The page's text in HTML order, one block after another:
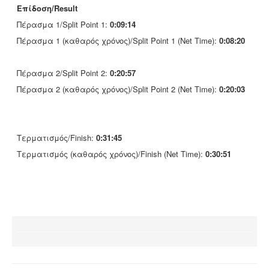
Επίδοση/Result
Πέρασμα 1/Split Point 1: 0:09:14
Πέρασμα 1 (καθαρός χρόνος)/Split Point 1 (Net Time): 0:08:20
Πέρασμα 2/Split Point 2: 0:20:57
Πέρασμα 2 (καθαρός χρόνος)/Split Point 2 (Net Time): 0:20:03
Τερματισμός/Finish: 0:31:45
Τερματισμός (καθαρός χρόνος)/Finish (Net Time): 0:30:51